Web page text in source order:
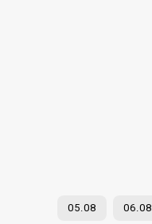
05.08 06.08